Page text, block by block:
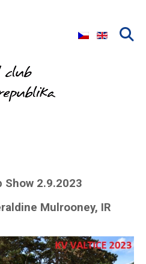
Zvolte jazyk
Show 2.9.2023
Mulrooney, IR